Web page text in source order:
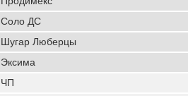
Соло ДС
Шугар Люберцы
Эксима
ЧП